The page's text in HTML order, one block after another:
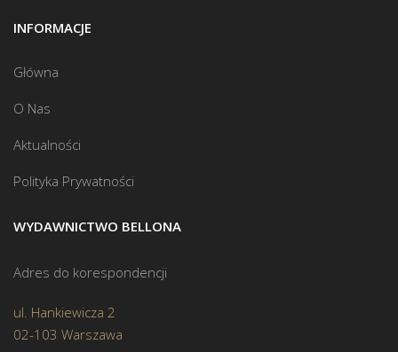
INFORMACJE
Główna
O Nas
Aktualności
Polityka Prywatności
WYDAWNICTWO BELLONA
Adres do korespondencji
ul. Hankiewicza 2
02-103 Warszawa